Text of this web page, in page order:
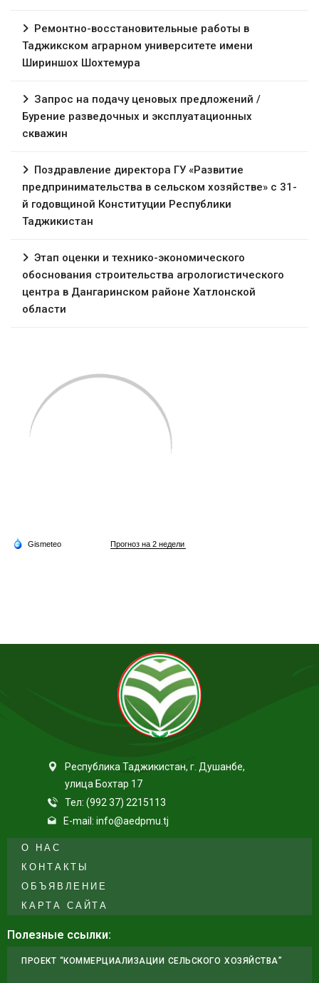
Ремонтно-восстановительные работы в
Таджикском аграрном университете имени
Шириншох Шохтемура
Запрос на подачу ценовых предложений /
Бурение разведочных и эксплуатационных
скважин
Поздравление директора ГУ «Развитие
предпринимательства в сельском хозяйстве» с 31-
й годовщиной Конституции Республики
Таджикистан
Этап оценки и технико-экономического
обоснования строительства агрологистического
центра в Дангаринском районе Хатлонской
области
Республика Таджикистан, г. Душанбе,
улица Бохтар 17
Тел: (992 37) 2215113
E-mail: info@aedpmu.tj
О НАС
КОНТАКТЫ
ОБЪЯВЛЕНИЕ
КАРТА САЙТА
Полезные ссылки:
ПРОЕКТ “КОММЕРЦИАЛИЗАЦИИ СЕЛЬСКОГО ХОЗЯЙСТВА”